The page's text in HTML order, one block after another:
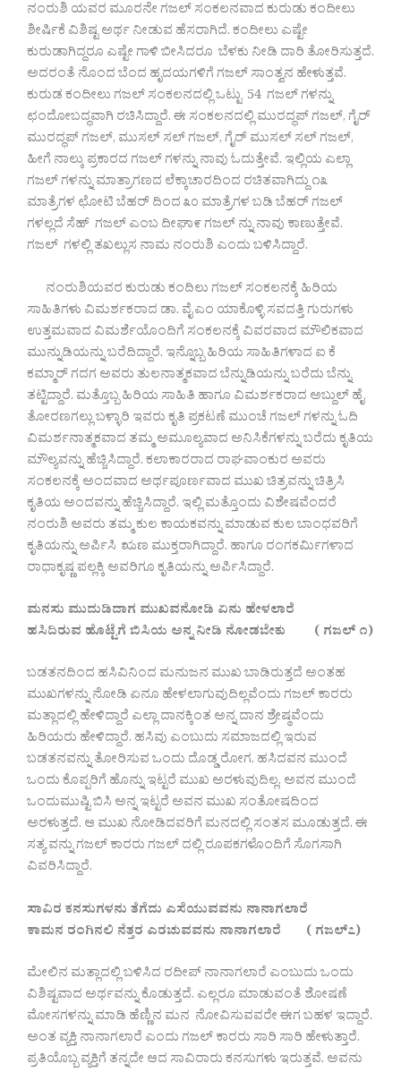
ನಂರುಶಿ ಯವರ ಮೂರನೇ ಗಜಲ್ ಸಂಕಲನವಾದ ಕುರುಡು ಕಂದೀಲು
ಶೀರ್ಷಿಕೆ ವಿಶಿಷ್ಟ ಅರ್ಥ ನೀಡುವ ಹೆಸರಾಗಿದೆ. ಕಂದೀಲು ಎಷ್ಟೇ
ಕುರುಡಾಗಿದ್ದರೂ ಎಷ್ಟೇ ಗಾಳಿ ಬೀಸಿದರೂ ಬೆಳಕು ನೀಡಿ ದಾರಿ ತೋರಿಸುತ್ತದೆ.
ಅದರಂತೆ ನೊಂದ ಬೆಂದ ಹೃದಯಗಳಿಗೆ ಗಜಲ್ ಸಾಂತ್ವನ ಹೇಳುತ್ತವೆ.
ಕುರುಡ ಕಂದೀಲು ಗಜಲ್ ಸಂಕಲನದಲ್ಲಿ ಒಟ್ಟು 54 ಗಜಲ್ ಗಳನ್ನು
ಛಂದೋಬದ್ಧವಾಗಿ ರಚಿಸಿದ್ದಾರೆ. ಈ ಸಂಕಲನದಲ್ಲಿ ಮುರದ್ಧಪ್ ಗಜಲ್, ಗೈರ್
ಮುರದ್ಧಪ್ ಗಜಲ್, ಮುಸಲ್ ಸಲ್ ಗಜಲ್, ಗೈರ್ ಮುಸಲ್ ಸಲ್ ಗಜಲ್,
ಹೀಗೆ ನಾಲ್ಕು ಪ್ರಕಾರದ ಗಜಲ್ ಗಳನ್ನು ನಾವು ಓದುತ್ತೇವೆ. ಇಲ್ಲಿಯ ಎಲ್ಲಾ
ಗಜಲ್ ಗಳನ್ನು ಮಾತ್ರಾಗಣದ ಲೆಕ್ಕಾಚಾರದಿಂದ ರಚಿತವಾಗಿದ್ದು ೧೩
ಮಾತ್ರೆಗಳ ಛೋಟಿ ಬೆಹರ್ ದಿಂದ ೩೦ ಮಾತ್ರೆಗಳ ಬಡಿ ಬೆಹರ್ ಗಜಲ್
ಗಳಲ್ಲದೆ ಸೆಹ್ ಗಜಲ್ ಎಂಬ ದೀಘಾ೯ ಗಜಲ್ ನ್ನು ನಾವು ಕಾಣುತ್ತೇವೆ.
ಗಜಲ್ ಗಳಲ್ಲಿ ತಖಲ್ಲುಸ ನಾಮ ನಂರುಶಿ ಎಂದು ಬಳಿಸಿದ್ದಾರೆ.
ನಂರುಶಿಯವರ ಕುರುಡು ಕಂದಿಲು ಗಜಲ್ ಸಂಕಲನಕ್ಕೆ ಹಿರಿಯ
ಸಾಹಿತಿಗಳು ವಿಮರ್ಶಕರಾದ ಡಾ. ವೈ ಎಂ ಯಾಕೊಳ್ಳಿ ಸವದತ್ತಿ ಗುರುಗಳು
ಉತ್ತಮವಾದ ವಿಮರ್ಶೆಯೊಂದಿಗೆ ಸಂಕಲನಕ್ಕೆ ವಿವರವಾದ ಮೌಲಿಕವಾದ
ಮುನ್ನುಡಿಯನ್ನು ಬರೆದಿದ್ದಾರೆ. ಇನ್ನೊಬ್ಬ ಹಿರಿಯ ಸಾಹಿತಿಗಳಾದ ಐ ಕೆ
ಕಮ್ಮಾರ್ ಗದಗ ಅವರು ತುಲನಾತ್ಮಕವಾದ ಬೆನ್ನುಡಿಯನ್ನು ಬರೆದು ಬೆನ್ನು
ತಟ್ಟಿದ್ದಾರೆ. ಮತ್ತೊಬ್ಬ ಹಿರಿಯ ಸಾಹಿತಿ ಹಾಗೂ ವಿಮರ್ಶಕರಾದ ಅಬ್ದುಲ್ ಹೈ
ತೋರಣಗಲ್ಲು ಬಳ್ಳಾರಿ ಇವರು ಕೃತಿ ಪ್ರಕಟಣೆ ಮುಂಚೆ ಗಜಲ್ ಗಳನ್ನು ಓದಿ
ವಿಮರ್ಶನಾತ್ಮಕವಾದ ತಮ್ಮ ಅಮೂಲ್ಯವಾದ ಅನಿಸಿಕೆಗಳನ್ನು ಬರೆದು ಕೃತಿಯ
ಮೌಲ್ಯವನ್ನು ಹೆಚ್ಚಿಸಿದ್ದಾರೆ. ಕಲಾಕಾರರಾದ ರಾಘವಾಂಕುರ ಅವರು
ಸಂಕಲನಕ್ಕೆ ಅಂದವಾದ ಅರ್ಥಪೂರ್ಣವಾದ ಮುಖ ಚಿತ್ರವನ್ನು ಚಿತ್ರಿಸಿ
ಕೃತಿಯ ಅಂದವನ್ನು ಹೆಚ್ಚಿಸಿದ್ದಾರೆ. ಇಲ್ಲಿ ಮತ್ತೊಂದು ವಿಶೇಷವೆಂದರೆ
ನಂರುಶಿ ಅವರು ತಮ್ಮ ಕುಲ ಕಾಯಕವನ್ನು ಮಾಡುವ ಕುಲ ಬಾಂಧವರಿಗೆ
ಕೃತಿಯನ್ನು ಅರ್ಪಿಸಿ ಋಣ ಮುಕ್ತರಾಗಿದ್ದಾರೆ. ಹಾಗೂ ರಂಗಕರ್ಮಿಗಳಾದ
ರಾಧಾಕೃಷ್ಣ ಪಲ್ಲಕ್ಕಿ ಅವರಿಗೂ ಕೃತಿಯನ್ನು ಅರ್ಪಿಸಿದ್ದಾರೆ.
ಮನಸು ಮುದುಡಿದಾಗ ಮುಖವನೋಡಿ ಏನು ಹೇಳಲಾರೆ
ಹಸಿದಿರುವ ಹೊಟ್ಟೆಗೆ ಬಿಸಿಯ ಅನ್ನ ನೀಡಿ ನೋಡಬೇಕು ( ಗಜಲ್ ೧)
ಬಡತನದಿಂದ ಹಸಿವಿನಿಂದ ಮನುಜನ ಮುಖ ಬಾಡಿರುತ್ತದೆ ಅಂತಹ
ಮುಖಗಳನ್ನು ನೋಡಿ ಏನೂ ಹೇಳಲಾಗುವುದಿಲ್ಲವೆಂದು ಗಜಲ್ ಕಾರರು
ಮತ್ಲಾದಲ್ಲಿ ಹೇಳಿದ್ದಾರೆ ಎಲ್ಲಾ ದಾನಕ್ಕಿಂತ ಅನ್ನ ದಾನ ಶ್ರೇಷ್ಠವೆಂದು
ಹಿರಿಯರು ಹೇಳಿದ್ದಾರೆ. ಹಸಿವು ಎಂಬುದು ಸಮಾಜದಲ್ಲಿ ಇರುವ
ಬಡತನವನ್ನು ತೋರಿಸುವ ಒಂದು ದೊಡ್ಡ ರೋಗ. ಹಸಿದವನ ಮುಂದೆ
ಒಂದು ಕೊಪ್ಪರಿಗೆ ಹೊನ್ನು ಇಟ್ಟರೆ ಮುಖ ಅರಳುವುದಿಲ್ಲ. ಅವನ ಮುಂದೆ
ಒಂದುಮುಷ್ಟಿ ಬಿಸಿ ಅನ್ನ ಇಟ್ಟರೆ ಅವನ ಮುಖ ಸಂತೋಷದಿಂದ
ಅರಳುತ್ತದೆ. ಆ ಮುಖ ನೋಡಿದವರಿಗೆ ಮನದಲ್ಲಿ ಸಂತಸ ಮೂಡುತ್ತದೆ. ಈ
ಸತ್ಯ ವನ್ನು ಗಜಲ್ ಕಾರರು ಗಜಲ್ ದಲ್ಲಿ ರೂಪಕಗಳೊಂದಿಗೆ ಸೊಗಸಾಗಿ
ವಿವರಿಸಿದ್ದಾರೆ.
ಸಾವಿರ ಕನಸುಗಳನು ತೆಗೆದು ಎಸೆಯುವವನು ನಾನಾಗಲಾರೆ
ಕಾಮನ ರಂಗಿನಲಿ ನೆತ್ತರ ಎರಚುವವನು ನಾನಾಗಲಾರೆ ( ಗಜಲ್೭)
ಮೇಲಿನ ಮತ್ಲಾದಲ್ಲಿ ಬಳಿಸಿದ ರದೀಪ್ ನಾನಾಗಲಾರೆ ಎಂಬುದು ಒಂದು
ವಿಶಿಷ್ಟವಾದ ಅರ್ಥವನ್ನು ಕೊಡುತ್ತದೆ. ಎಲ್ಲರೂ ಮಾಡುವಂತೆ ಶೋಷಣೆ
ಮೋಸಗಳನ್ನು ಮಾಡಿ ಹೆಣ್ಣಿನ ಮನ ನೋವಿಸುವವರೇ ಈಗ ಬಹಳ ಇದ್ದಾರೆ.
ಅಂತ ವ್ಯಕ್ತಿ ನಾನಾಗಲಾರೆ ಎಂದು ಗಜಲ್ ಕಾರರು ಸಾರಿ ಸಾರಿ ಹೇಳುತ್ತಾರೆ.
ಪ್ರತಿಯೊಬ್ಬ ವ್ಯಕ್ತಿಗೆ ತನ್ನದೇ ಆದ ಸಾವಿರಾರು ಕನಸುಗಳು ಇರುತ್ತವೆ. ಅವನು